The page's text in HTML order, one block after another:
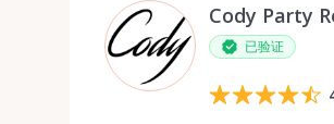
Cody Party
已验证